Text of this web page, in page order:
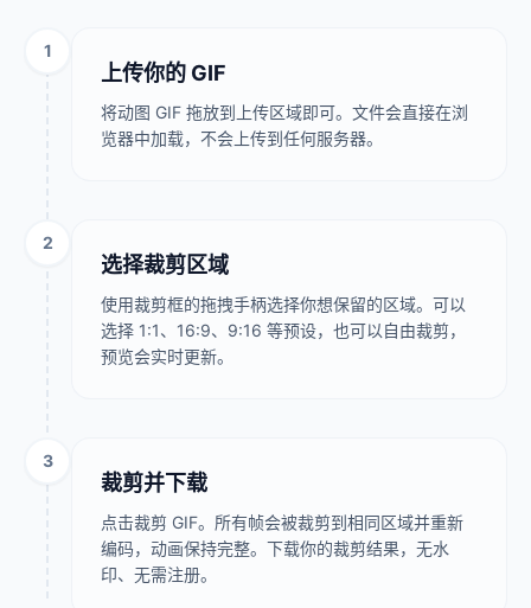
1
上传你的 GIF
将动图 GIF 拖放到上传区域即可。文件会直接在浏
览器中加载，不会上传到任何服务器。
2
选择裁剪区域
使用裁剪框的拖拽手柄选择你想保留的区域。可以
选择 1:1、16:9、9:16 等预设，也可以自由裁剪，
预览会实时更新。
3
裁剪并下载
点击裁剪 GIF。所有帧会被裁剪到相同区域并重新
编码，动画保持完整。下载你的裁剪结果，无水
印、无需注册。